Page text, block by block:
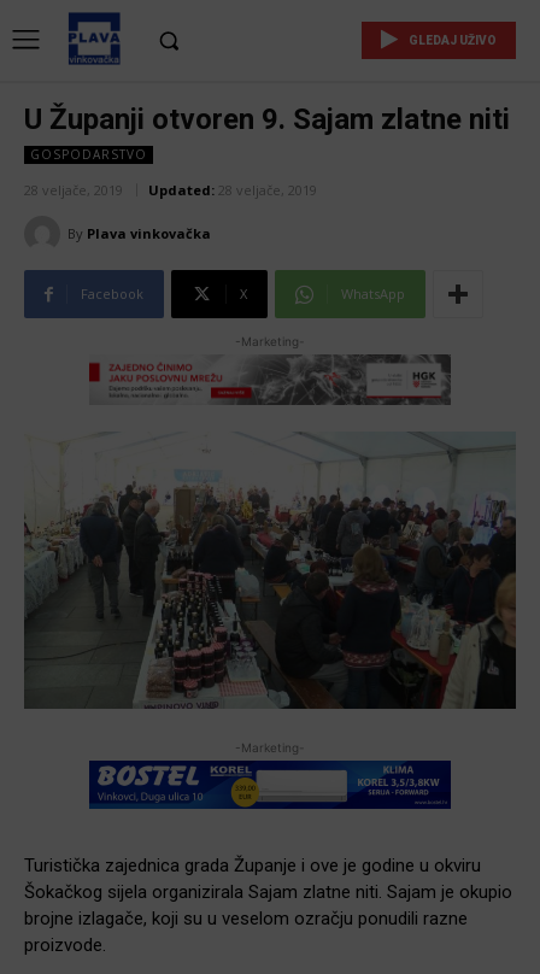
GLEDAJ UŽIVO
U Županji otvoren 9. Sajam zlatne niti
GOSPODARSTVO
28 veljače, 2019 Updated: 28 veljače, 2019
By Plava vinkovačka
Facebook X WhatsApp
-Marketing-
-Marketing-
Turistička zajednica grada Županje i ove je godine u okviru
Šokačkog sijela organizirala Sajam zlatne niti. Sajam je okupio
brojne izlagače, koji su u veselom ozračju ponudili razne
proizvode.